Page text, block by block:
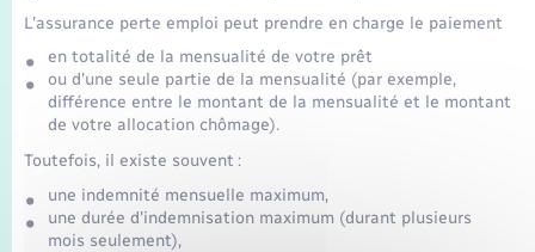
L'assurance perte emploi peut prendre en charge le paiement
en totalité de la mensualité de votre prêt
ou d'une seule partie de la mensualité (par exemple,
différence entre le montant de la mensualité et le montant
de votre allocation chômage).
Toutefois, il existe souvent :
une indemnité mensuelle maximum,
une durée d'indemnisation maximum (durant plusieurs
mois seulement),